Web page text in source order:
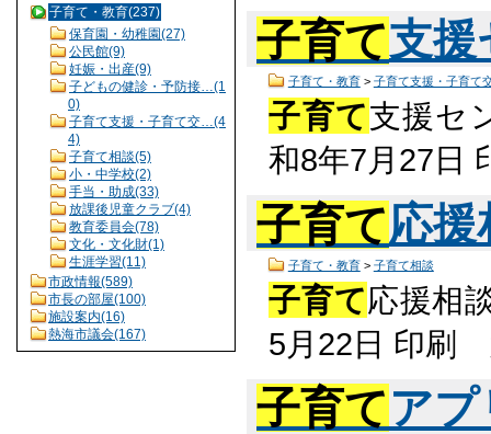
子育て・教育(237)
保育園・幼稚園(27)
公民館(9)
妊娠・出産(9)
子どもの健診・予防接…(1
0)
子育て支援・子育て交…(4
4)
子育て相談(5)
小・中学校(2)
手当・助成(33)
放課後児童クラブ(4)
教育委員会(78)
文化・文化財(1)
生涯学習(11)
市政情報(589)
市長の部屋(100)
施設案内(16)
熱海市議会(167)
子育て支
子育て・教育> 子育て支援・子育て
子育て支援セ
和8年7月27日
子育て応
子育て・教育> 子育て相談
子育て応援相
5月22日 印刷
子育てア